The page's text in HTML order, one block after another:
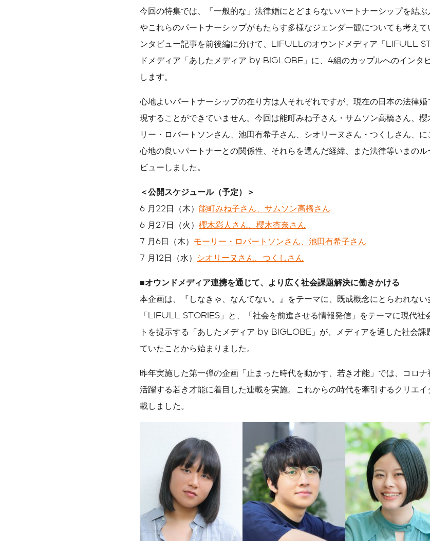
今回の特集では、「一般的な」法律婚にとどまらないパートナーシップを結
やこれらのパートナーシップがもたらす多様なジェンダー観についても考え
ンタビュー記事を前後編に分けて、LIFULLのオウンドメディア「LIFULL
ドメディア「あしたメディア by BIGLOBE」に、4組のカップルへのインタ
します。
心地よいパートナーシップの在り方は人それぞれですが、現在の日本の法律
現することができていません。今回は能町みね子さん・サムソン高橋さん、
リー・ロバートソンさん、池田有希子さん、シオリーヌさん・つくしさん、
心地の良いパートナーとの関係性、それらを選んだ経緯、また法律等いまの
ビューしました。
＜公開スケジュール（予定）＞
6 月22日（木） 能町みね子さん、サムソン高橋さん
6 月27日（火） 櫻木彩人さん、櫻木杏奈さん
7 月6日（木） モーリー・ロバートソンさん、池田有希子さん
7 月12日（水）
シオリーヌさん、つくしさん
■オウンドメディア連携を通じて、より広く社会課題解決に働きかける
本企画は、『しなきゃ、なんてない。』をテーマに、既成概念にとらわれな
「LIFULL STORIES」と、「社会を前進させる情報発信」をテーマに現代社
トを提示する「あしたメディア by BIGLOBE」が、メディアを通した社会課
ていたことから始まりました。
昨年実施した第一弾の企画「止まった時代を動かす、若き才能」では、コロ
活躍する若き才能に着目した連載を実施。これからの時代を牽引するクリエ
載しました。